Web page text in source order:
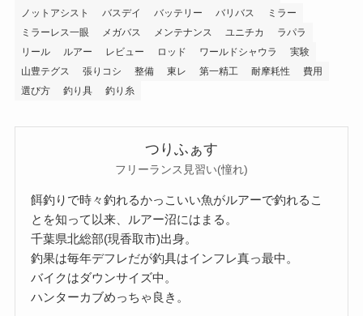
ノットアシスト
バスデイ バッテリー バリバス
ミラー
ミラーレス一眼
メガバス メンテナンス ユニチカ
ラパラ
リール
ルアー レビュー ロッド ワールドシャウラ
実験
山豊テグス
張りコシ 整備 東レ 第一精工 耐摩耗性
費用
選び方
釣り具 釣り糸
つりふぁす
フリーランス見習い(憧れ)
餌釣りで時々釣れるかっこいい魚がルアーで釣れるこ
とを知って以来、ルアー沼にはまる。
千葉県北総部(現香取市)出身。
釣果は毎年デフレだが釣具はインフレ真っ最中。
バイクはダウンサイズ中。
ハンターカブめっちゃ良き。